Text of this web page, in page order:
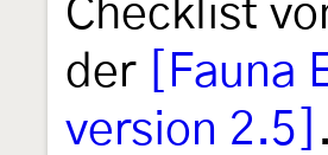
Checklist
der
[Fauna
version 2.5]